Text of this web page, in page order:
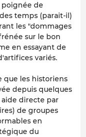
poignée de
temps (parait-il)
les "dommages
sur le bon
en essayant de
variés.
que les historiens
depuis quelques
directe par
de groupes
en
du